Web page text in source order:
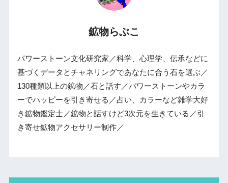
鉱物らぶこ
パワーストーン文化研究家／科学、心理学、伝承などに
基づくデータとチャネリングであなたに合う石を選ぶ／
130種類以上の鉱物／石と話す／パワーストーンやカラ
ーでハッピーを引き寄せる／占い、カラーなど雑学大好
き鉱物鑑定士／鉱物と話すけど3次元を生きている／引
き寄せ鉱物アクセサリー制作／